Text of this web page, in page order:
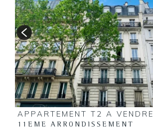
APPARTEMENT T2 A VENDRE
11EME ARRONDISSEMENT